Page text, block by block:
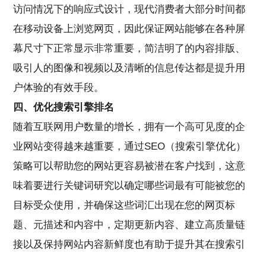
访问情况下的响应式设计，现代消费者大部分时间都
在移动设备上浏览网页，因此保证网站能够在各种屏
幕尺寸下正常显示非常重要，简洁明了的内容排版、
吸引人的图像和视频以及清晰的信息传达都是提升用
户体验的有效手段。
四、优化搜索引擎排名
随着互联网用户数量的增长，拥有一个高可见度的企
业网站变得越来越重要，通过SEO（搜索引擎优化）
策略可以帮助您的网站更容易被潜在客户找到，这意
味着要进行关键词研究以确定哪些词最有可能被您的
目标受众使用，并确保这些词汇出现在您的网页标
题、元描述和内容中，定期更新内容、建立高质量链
接以及保持网站内容新鲜度也有助于提升其在搜索引